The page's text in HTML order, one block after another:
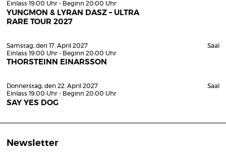
Einlass 19:00 Uhr - Beginn 20:00 Uhr
YUNGMON & LYRAN DASZ – ULTRA
RARE TOUR 2027
Samstag, den 17. April 2027
Einlass 19:00 Uhr - Beginn 20:00 Uhr
THORSTEINN EINARSSON
Saal
Donnerstag, den 22. April 2027
Einlass 19:00 Uhr - Beginn 20:00 Uhr
SAY YES DOG
Saal
Newsletter